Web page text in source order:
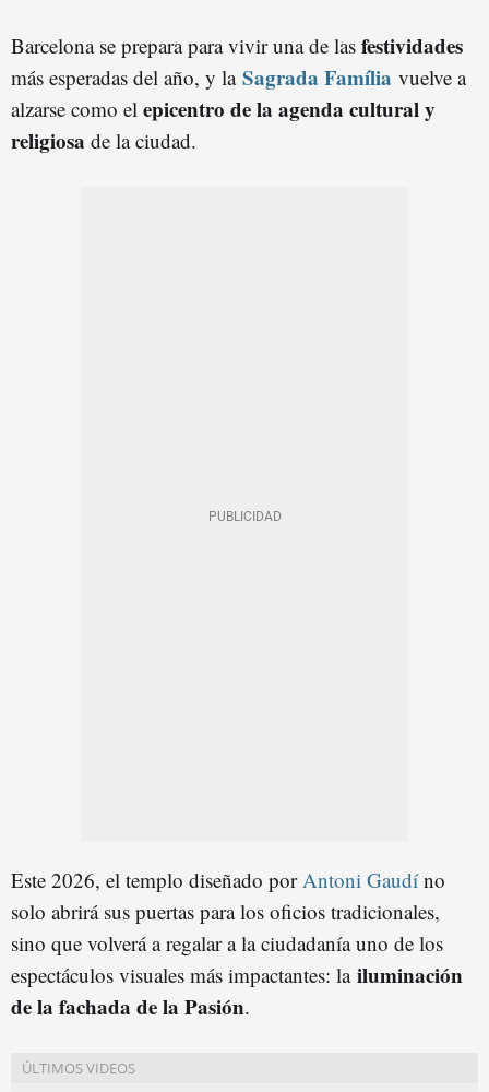
Barcelona se prepara para vivir una de las festividades
más esperadas del año, y la Sagrada Família vuelve a
alzarse como el epicentro de la agenda cultural y
religiosa de la ciudad.
Este 2026, el templo diseñado por Antoni Gaudíno
solo abrirá sus puertas para los oficios tradicionales,
sino que volverá a regalar a la ciudadanía uno de los
espectáculos visuales más impactantes: la iluminación
de la fachada de la Pasión.